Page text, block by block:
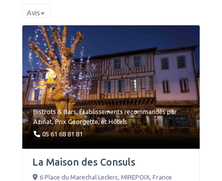
Avis
Favorite
Bistrots & Bars,Établissements recommandés par
Azinat,Prix Georgette, etHôtels
05 61 68 81 81
La Maison des Consuls
6 Place du Marechal Leclerc, MIREPOIX, France